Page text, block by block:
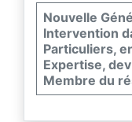
Nouvelle
Intervention
Particuliers,
Expertise,
Membre du